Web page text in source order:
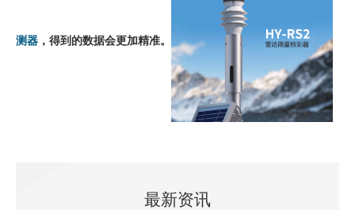
测器 ，得到的数据会更加精准。
最新资讯